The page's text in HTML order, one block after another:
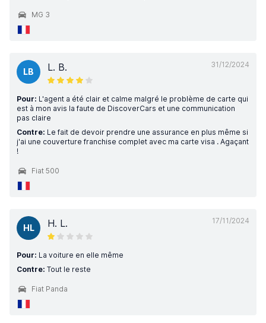
MG 3
31/12/2024
LB L. B.
Pour: L'agent a été clair et calme malgré le problème de carte qui
est à mon avis la faute de DiscoverCars et une communication
pas claire
Contre: Le fait de devoir prendre une assurance en plus même si
j'ai une couverture franchise complet avec ma carte visa . Agaçant
!
Fiat 500
17/11/2024
HL H. L.
Pour: La voiture en elle même
Contre: Tout le reste
Fiat Panda